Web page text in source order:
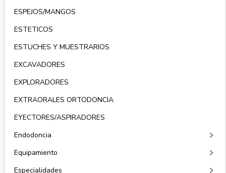
ESPEJOS/MANGOS
ESTETICOS
ESTUCHES Y MUESTRARIOS
EXCAVADORES
EXPLORADORES
EXTRAORALES ORTODONCIA
EYECTORES/ASPIRADORES
Endodoncia
keyboard_arrow_right
Equipamiento keyboard_arrow_right
Especialidades keyboard_arrow_right